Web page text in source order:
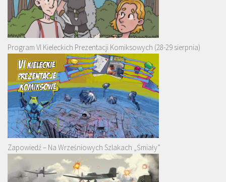
Program VI Kieleckich Prezentacji Komiksowych (28-29 sierpnia)
Zapowiedź – Na Wrześniowych Szlakach „Śmiały”